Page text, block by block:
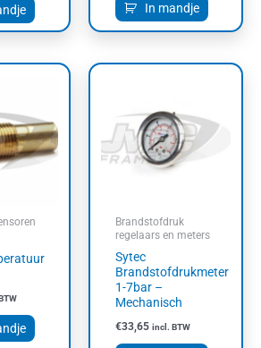
In mandje
Brandstofdruk
regelaars en meters
Sytec
Brandstofdrukmeter
1-7bar –
Mechanisch
€33,65 incl. BTW